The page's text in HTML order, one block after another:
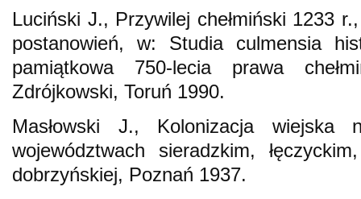
Luciński J., Przywilej chełmiński 1233
postanowień, w: Studia culmensia
pamiątkowa 750-lecia prawa
Zdrójkowski, Toruń 1990.
Masłowski J., Kolonizacja wiejska
województwach sieradzkim,
dobrzyńskiej, Poznań 1937.